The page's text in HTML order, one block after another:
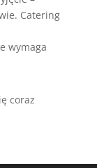
Catering
wymaga
coraz